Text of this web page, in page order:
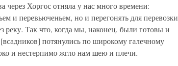
Хоргос отняла у нас много времени:
и перевьюченьем, но и перегонять для перевозки
реку. Так что, когда мы, наконец, были готовы и
потянулись по широкому галечному
и нестерпимо жгло нам шею и плечи.